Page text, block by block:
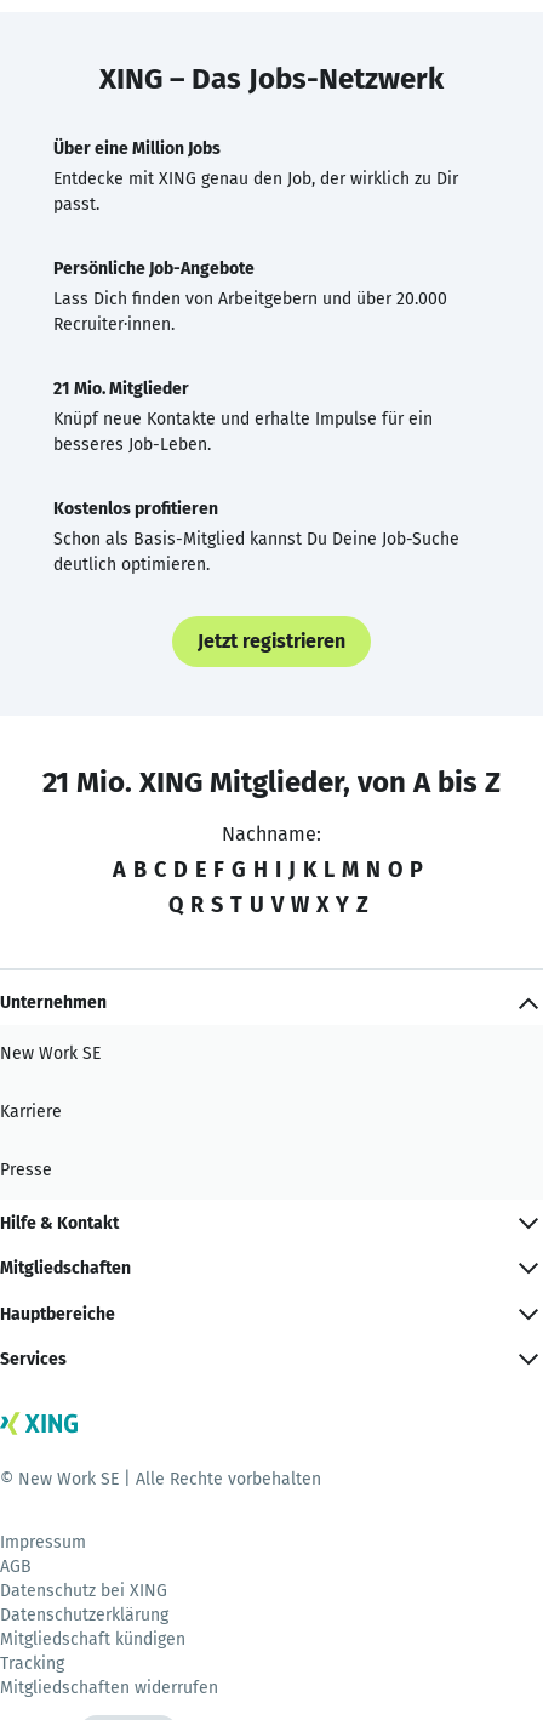
XING – Das Jobs-Netzwerk
Über eine Million Jobs
Entdecke mit XING genau den Job, der wirklich zu Dir
passt.
Persönliche Job-Angebote
Lass Dich finden von Arbeitgebern und über 20.000
Recruiter·innen.
21 Mio. Mitglieder
Knüpf neue Kontakte und erhalte Impulse für ein
besseres Job-Leben.
Kostenlos profitieren
Schon als Basis-Mitglied kannst Du Deine Job-Suche
deutlich optimieren.
Jetzt registrieren
21 Mio. XING Mitglieder, von A bis Z
Nachname:
A B C D E F G H I J K L M N O P
Q R S T U V W X Y Z
Unternehmen
New Work SE
Karriere
Presse
Hilfe & Kontakt
Mitgliedschaften
Hauptbereiche
Services
© New Work SE | Alle Rechte vorbehalten
Impressum
AGB
Datenschutz bei XING
Datenschutzerklärung
Mitgliedschaft kündigen
Tracking
Mitgliedschaften widerrufen